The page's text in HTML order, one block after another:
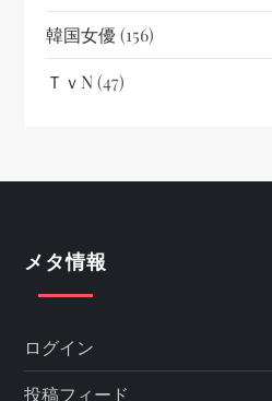
韓国女優(156)
ＴｖN(47)
メタ情報
ログイン
投稿フィード